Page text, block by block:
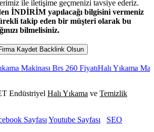
ile iletişime geçmenizi tavsiye ederiz.
İNDİRİM yapılacağı bilgisini vermeniz
takip eden bir müşteri olarak bu
bilmelisiniz.
Kaydet Backlink Olsun
Makinası Brs 260 FiyatıHalı Yıkama Makinası
Endüstriyel Halı Yıkama ve Temizlik
SayfasıYoutube Sayfası SEO